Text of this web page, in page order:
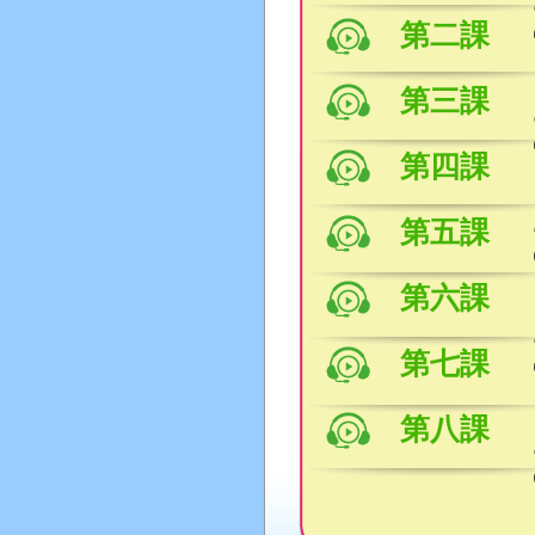
第二課
第三課
第四課
第五課
第六課
第七課
第八課